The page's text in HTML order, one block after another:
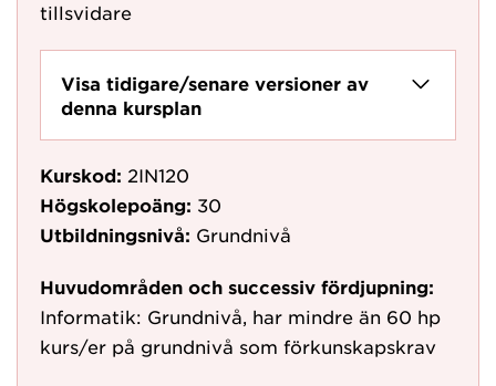
tillsvidare
Visa tidigare/senare versioner av
denna kursplan
Kurskod: 2IN120
Högskolepoäng: 30
Utbildningsnivå: Grundnivå
Huvudområden och successiv fördjupning:
Informatik: Grundnivå, har mindre än 60 hp
kurs/er på grundnivå som förkunskapskrav